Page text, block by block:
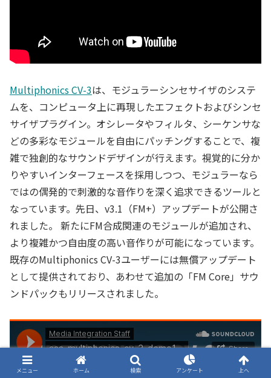
Multiphonics CV-3は、モジュラーシンセサイザのシステ
ムを、コンピュータ上に再現したエフェクトおよびシンセ
サイザプラグイン。オシレータやフィルタ、シーケンサな
どの多彩なモジュールを自由にパッチングすることで、複
雑で独創的なサウンドデザインが行えます。視覚的に分か
りやすいインターフェースを採用しつつ、モジュラーなら
ではの偶発的で刺激的な音作りを深く追求できるツールと
なっています。先日、v3.1（FM+）アップデートが公開さ
れました。 新たにFM合成関連のモジュールが追加され、
より複雑かつ自由度の高い音作りが可能になっています。
既存のMultiphonics CV-3ユーザーには無償アップデート
として提供されており、あわせて追加の「FM Core」サウ
ンドパックもリリースされました。
メニュー ホーム 検索 アンケート 上へ